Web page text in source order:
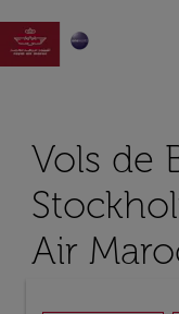

Vols de
Air